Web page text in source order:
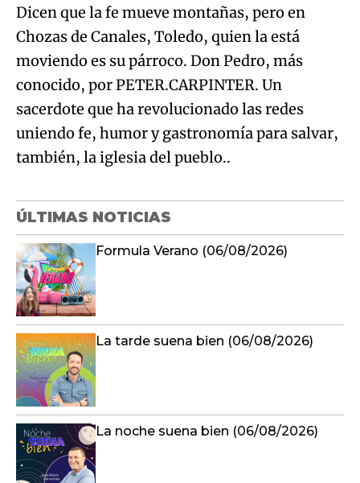
Dicen que la fe mueve montañas, pero en
Chozas de Canales, Toledo, quien la está
moviendo es su párroco. Don Pedro, más
conocido, por PETER.CARPINTER. Un
sacerdote que ha revolucionado las redes
uniendo fe, humor y gastronomía para salvar,
también, la iglesia del pueblo..
ÚLTIMAS NOTICIAS
Formula Verano (06/08/2026)
La tarde suena bien (06/08/2026)
La noche suena bien (06/08/2026)